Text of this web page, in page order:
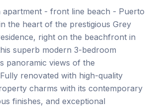
apartment - front line beach - Puerto
the heart of the prestigious Grey
right on the beachfront in
superb modern 3-bedroom
panoramic views of the
renovated with high-quality
charms with its contemporary
finishes, and exceptional